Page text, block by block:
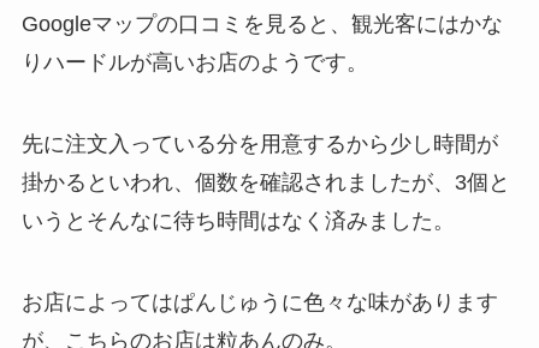
Googleマップの口コミを見ると、観光客にはかな
りハードルが高いお店のようです。
先に注文入っている分を用意するから少し時間が
掛かるといわれ、個数を確認されましたが、3個と
いうとそんなに待ち時間はなく済みました。
お店によってはぱんじゅうに色々な味があります
が、こちらのお店は粒あんのみ。